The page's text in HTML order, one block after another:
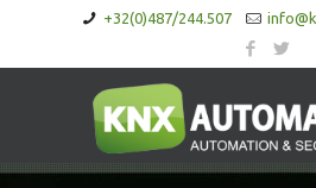
+32(0)487/244.507